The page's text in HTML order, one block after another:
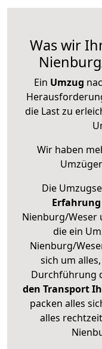
Was wir
Ein Umzug
die Last zu
Wir haben
Die
Erfahrung
Nienburg/Weser
die ein
Nienburg/
sich um
Durchführung
den Transport
packen alles
alles